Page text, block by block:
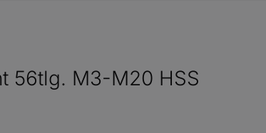
56tlg. M3-M20 HSS